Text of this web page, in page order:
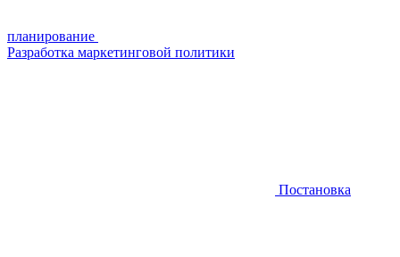
планирование
Разработка маркетинговой политики
Постановка